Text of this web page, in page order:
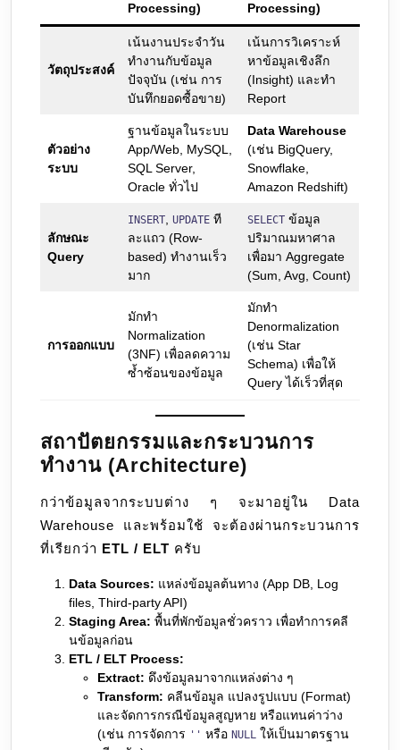
Processing)
Processing)
วัตถุประสงค์
เน้นงานประจำวัน
ทำงานกับข้อมูล
ปัจจุบัน (เช่น การ
บันทึกยอดซื้อขาย)
เน้นการวิเคราะห์
หาข้อมูลเชิงลึก
(Insight) และทำ
Report
ตัวอย่าง
ระบบ
ฐานข้อมูลในระบบ
App/Web, MySQL,
SQL Server,
Oracle ทั่วไป
Data Warehouse
(เช่น BigQuery,
Snowflake,
Amazon Redshift)
ลักษณะ
Query
INSERT, UPDATE ที
ละแถว (Row-
based) ทำงานเร็ว
มาก
SELECT ข้อมูล
ปริมาณมหาศาล
เพื่อมา Aggregate
(Sum, Avg, Count)
การออกแบบ
มักทำ
Normalization
(3NF) เพื่อลดความ
ซ้ำซ้อนของข้อมูล
มักทำ
Denormalization
(เช่น Star
Schema) เพื่อให้
Query ได้เร็วที่สุด
สถาปัตยกรรมและกระบวนการ
ทำงาน (Architecture)
กว่าข้อมูลจากระบบต่าง ๆ จะมาอยู่ใน Data
Warehouse และพร้อมใช้ จะต้องผ่านกระบวนการ
ที่เรียกว่า ETL / ELT ครับ
Data Sources: แหล่งข้อมูลต้นทาง (App DB, Log
files, Third-party API)
Staging Area: พื้นที่พักข้อมูลชั่วคราว เพื่อทำการคลี
นข้อมูลก่อน
ETL / ELT Process:
Extract: ดึงข้อมูลมาจากแหล่งต่าง ๆ
Transform: คลีนข้อมูล แปลงรูปแบบ (Format)
และจัดการกรณีข้อมูลสูญหาย หรือแทนค่าว่าง
(เช่น การจัดการ '' หรือ NULL ให้เป็นมาตรฐาน